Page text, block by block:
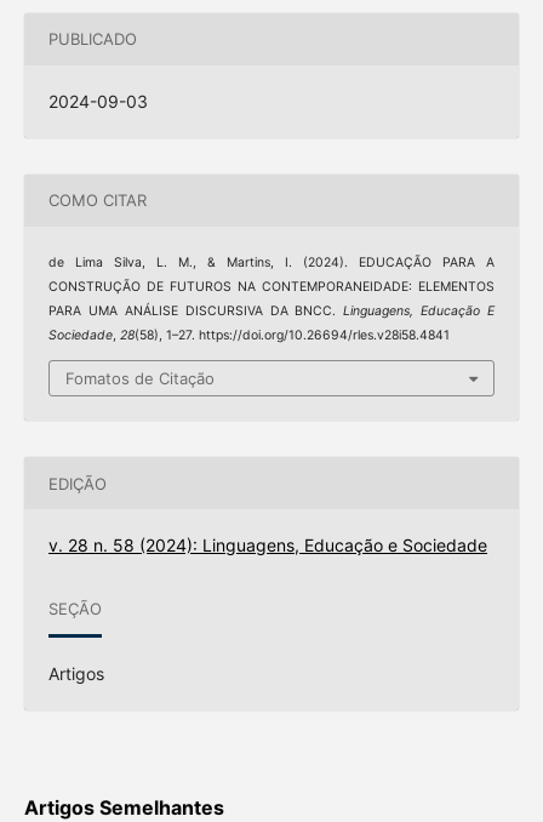
PUBLICADO
2024-09-03
COMO CITAR
de Lima Silva, L. M., & Martins, I. (2024). EDUCAÇÃO PARA A
CONSTRUÇÃO DE FUTUROS NA CONTEMPORANEIDADE: ELEMENTOS
PARA UMA ANÁLISE DISCURSIVA DA BNCC.Linguagens, Educação E
Sociedade, 28(58), 1–27. https://doi.org/10.26694/rles.v28i58.4841
Fomatos de Citação
EDIÇÃO
v. 28 n. 58 (2024): Linguagens, Educação e Sociedade
SEÇÃO
Artigos
Artigos Semelhantes